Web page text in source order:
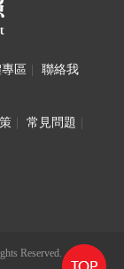
區
聯絡我
常見問題
Reserved.